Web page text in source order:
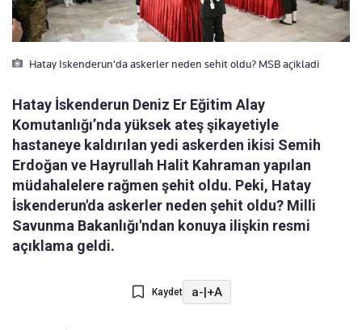
Hatay Iskenderun'da askerler neden sehit oldu? MSB açikladi
Hatay İskenderun Deniz Er Eğitim Alay
Komutanlığı’nda yüksek ateş şikayetiyle
hastaneye kaldırılan yedi askerden ikisi Semih
Erdoğan ve Hayrullah Halit Kahraman yapılan
müdahalelere rağmen şehit oldu. Peki, Hatay
İskenderun'da askerler neden şehit oldu? Milli
Savunma Bakanlığı'ndan konuya ilişkin resmi
açıklama geldi.
Kaydet a-|+A